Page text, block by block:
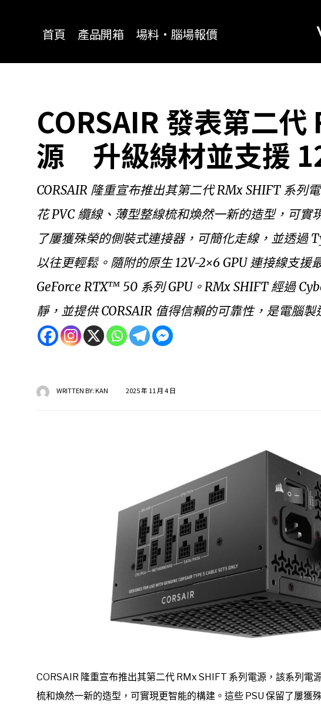
首頁 產品開箱 場料‧腦場報價
CORSAIR 發表第二代
源 升級線材並支援
CORSAIR 隆重宣布推出其第二代 RMx SHIFT 系列
花 PVC 纜線、薄型整線梳和煥然一新的造型，可實
了屢獲殊榮的側裝式連接器，可簡化走線，並透過
以往更輕鬆。隨附的原生 12V-2×6 GPU 連接線支
GeForce RTX™ 50 系列 GPU。RMx SHIFT 經過
靜，並提供 CORSAIR 值得信賴的可靠性，是電腦製
WRITTEN BY:KAN 2025 年 11 月 4 日
CORSAIR 隆重宣布推出其第二代 RMx SHIFT 系列電源，該系列電
梳和煥然一新的造型，可實現更智能的構建。這些 PSU 保留了屢獲